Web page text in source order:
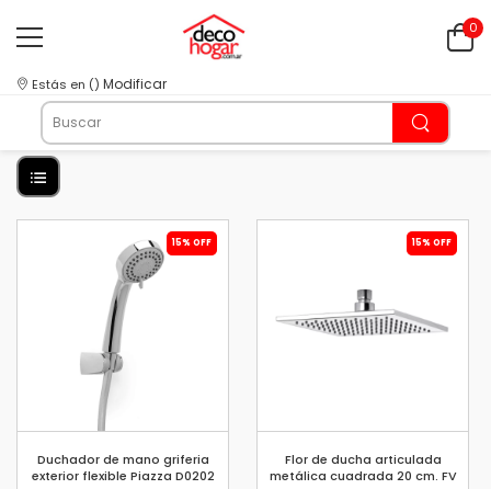
0
Estás en () Modificar
15% OFF
Duchador de mano griferia
exterior flexible Piazza D0202
15% OFF
Flor de ducha articulada
metálica cuadrada 20 cm. FV